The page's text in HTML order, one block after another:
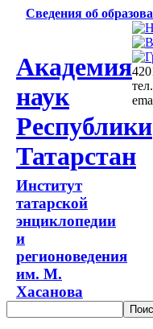
Сведения об
Академия
наук
Республики
Татарстан
Институт
татарской
энциклопедии
и
регионоведения
им. М.
Хасанова